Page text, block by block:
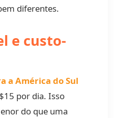
diferentes.
e custo-
a América do Sul
por dia. Isso
do que uma